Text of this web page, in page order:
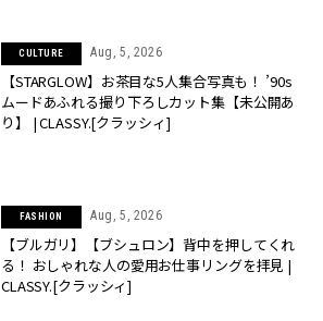
CULTURE Aug, 5, 2026
【STARGLOW】お茶目な5人集合写真も！ ’90s
ムードあふれる撮り下ろしカット集【未公開あ
り】 | CLASSY.[クラッシィ]
FASHION Aug, 5, 2026
【ブルガリ】【ブシュロン】背中を押してくれ
る！ おしゃれな人の愛用お仕事リングを拝見 |
CLASSY.[クラッシィ]